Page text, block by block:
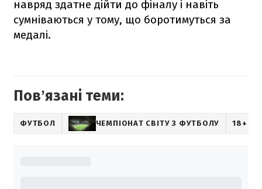
навряд здатне дійти до фіналу і навіть
сумніваються у тому, що боротимуться за
медалі.
Повʼязані теми:
ФУТБОЛ ЧЕМПІОНАТ СВІТУ З ФУТБОЛУ 18+